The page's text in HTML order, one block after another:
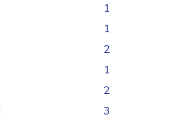
1
1
2
1
2
3